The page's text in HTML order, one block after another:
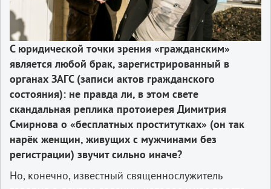
С юридической точки зрения «гражданским»
является любой брак, зарегистрированный в
органах ЗАГС (записи актов гражданского
состояния): не правда ли, в этом свете
скандальная реплика протоиерея Димитрия
Смирнова о «бесплатных проститутках» (он так
нарёк женщин, живущих с мужчинами без
регистрации) звучит сильно иначе?
Но, конечно, известный священнослужитель